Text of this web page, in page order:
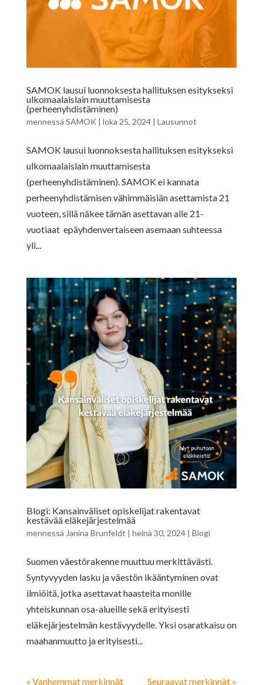
SAMOK lausui luonnoksesta hallituksen esitykseksi
ulkomaalaislain muuttamisesta
(perheenyhdistäminen)
mennessä SAMOK | loka 25, 2024| Lausunnot
SAMOK lausui luonnoksesta hallituksen esitykseksi
ulkomaalaislain muuttamisesta
(perheenyhdistäminen). SAMOK ei kannata
perheenyhdistämisen vähimmäisiän asettamista 21
vuoteen, sillä näkee tämän asettavan alle 21-
vuotiaat epäyhdenvertaiseen asemaan suhteessa
yli...
Blogi: Kansainväliset opiskelijat rakentavat
kestävää eläkejärjestelmää
mennessä Janina Brunfeldt | heinä 30, 2024| Blogi
Suomen väestörakenne muuttuu merkittävästi.
Syntyvyyden lasku ja väestön ikääntyminen ovat
ilmiöitä, jotka asettavat haasteita monille
yhteiskunnan osa-alueille sekä erityisesti
eläkejärjestelmän kestävyydelle. Yksi osaratkaisu on
maahanmuutto ja erityisesti...
« Vanhemmat merkinnät Seuraavat merkinnät »